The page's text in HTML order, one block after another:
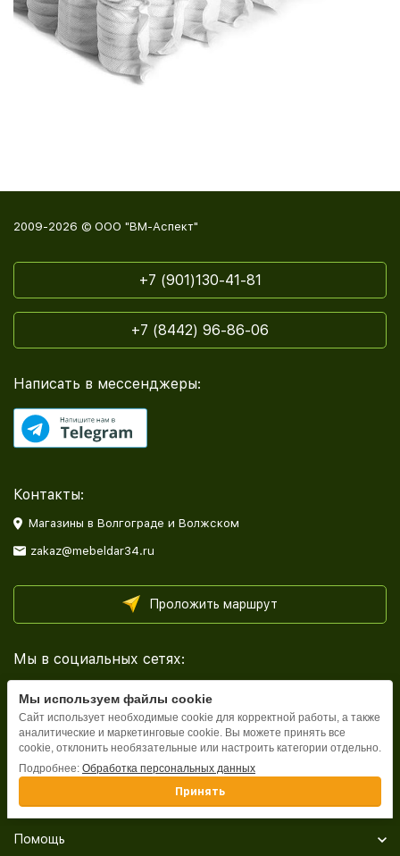
2009-2026 © ООО "ВМ-Аспект"
+7 (901)130-41-81
+7 (8442) 96-86-06
Написать в мессенджеры:
Контакты:
Магазины в Волгограде и Волжском
zakaz@mebeldar34.ru
Проложить маршрут
Мы в социальных сетях:
Каталог
Помощь
Мы используем файлы cookie
Сайт использует необходимые cookie для корректной работы, а также
аналитические и маркетинговые cookie. Вы можете принять все
cookie, отклонить необязательные или настроить категории отдельно.
Подробнее: Обработка персональных данных
Принять